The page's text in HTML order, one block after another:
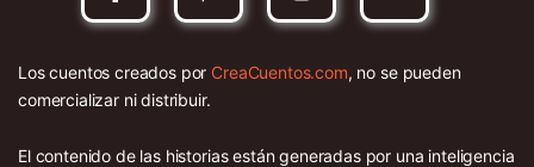
Los cuentos creados por CreaCuentos.com, no se pueden
comercializar ni distribuir.
El contenido de las historias están generadas por una inteligencia